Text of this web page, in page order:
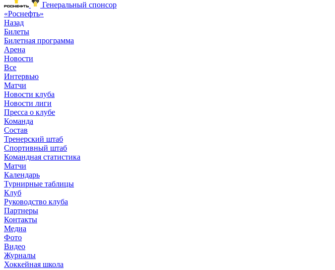
Генеральный спонсор
«Роснефть»
Назад
Билеты
Билетная программа
Арена
Новости
Все
Интервью
Матчи
Новости клуба
Новости лиги
Пресса о клубе
Команда
Состав
Тренерский штаб
Спортивный штаб
Командная статистика
Матчи
Календарь
Турнирные таблицы
Клуб
Руководство клуба
Партнеры
Контакты
Медиа
Фото
Видео
Журналы
Хоккейная школа